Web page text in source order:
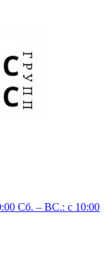
Сб. – ВС.: c 10:00